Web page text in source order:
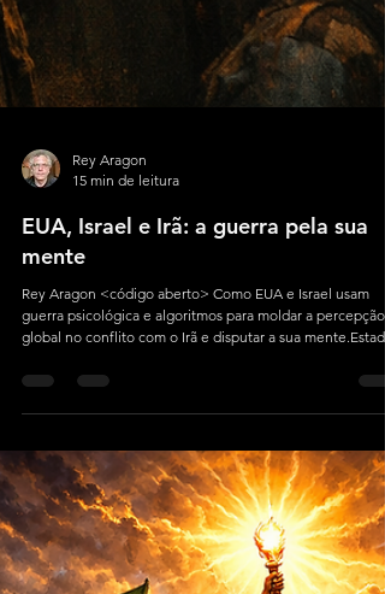
Rey Aragon
15 min de leitura
EUA, Israel e Irã: a guerra pela sua
mente
Rey Aragon <código aberto> Como EUA e Israel usam